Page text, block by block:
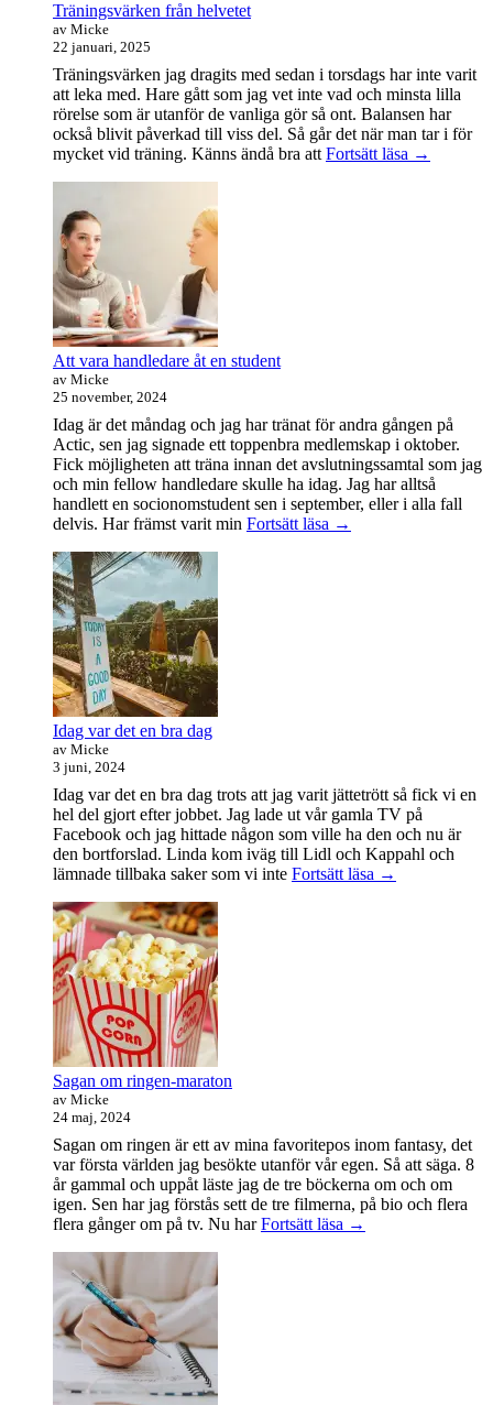
Träningsvärken från helvetet
av Micke
22 januari, 2025
Träningsvärken jag dragits med sedan i torsdags har inte varit
att leka med. Hare gått som jag vet inte vad och minsta lilla
rörelse som är utanför de vanliga gör så ont. Balansen har
också blivit påverkad till viss del. Så går det när man tar i för
mycket vid träning. Känns ändå bra att Fortsätt läsa →
Att vara handledare åt en student
av Micke
25 november, 2024
Idag är det måndag och jag har tränat för andra gången på
Actic, sen jag signade ett toppenbra medlemskap i oktober.
Fick möjligheten att träna innan det avslutningssamtal som jag
och min fellow handledare skulle ha idag. Jag har alltså
handlett en socionomstudent sen i september, eller i alla fall
delvis. Har främst varit min Fortsätt läsa Att
→
Idag var det en bra dag
av Micke
3 juni, 2024
Idag var det en bra dag trots att jag varit jättetrött så fick vi en
hel del gjort efter jobbet. Jag lade ut vår gamla TV på
Facebook och jag hittade någon som ville ha den och nu är
den bortforslad. Linda kom iväg till Lidl och Kappahl och
lämnade tillbaka saker som vi inte Fortsätt läsa Idag
→
Sagan om ringen-maraton
av Micke
24 maj, 2024
Sagan om ringen är ett av mina favoritepos inom fantasy, det
var första världen jag besökte utanför vår egen. Så att säga. 8
år gammal och uppåt läste jag de tre böckerna om och om
igen. Sen har jag förstås sett de tre filmerna, på bio och flera
flera gånger om på tv. Nu harFortsätt läsa Sagan
→